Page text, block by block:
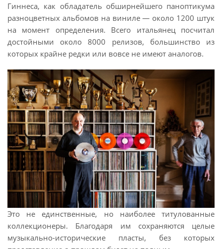
Гиннеса, как обладатель обширнейшего паноптикума
разноцветных альбомов на виниле — около 1200 штук
на момент определения. Всего итальянец посчитал
достойными около 8000 релизов, большинство из
которых крайне редки или вовсе не имеют аналогов.
Это не единственные, но наиболее титулованные
коллекционеры. Благодаря им сохраняются целые
музыкально-исторические пласты, без которых